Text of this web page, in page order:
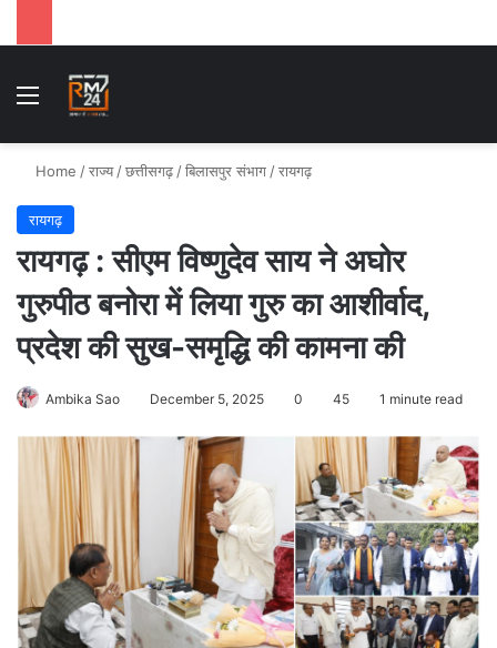
Menu
Home /राज्य /छत्तीसगढ़ /बिलासपुर संभाग /रायगढ़
रायगढ़
रायगढ़ : सीएम विष्णुदेव साय ने अघोर
गुरुपीठ बनोरा में लिया गुरु का आशीर्वाद,
प्रदेश की सुख-समृद्धि की कामना की
Ambika Sao December 5, 2025 0 45 1 minute read